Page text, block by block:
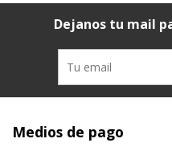
Dejanos tu mail
Medios de pago